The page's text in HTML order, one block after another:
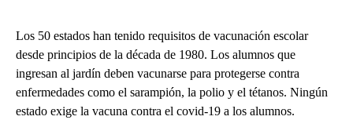
Los 50 estados han tenido requisitos de vacunación escolar
desde principios de la década de 1980. Los alumnos que
ingresan al jardín deben vacunarse para protegerse contra
enfermedades como el sarampión, la polio y el tétanos. Ningún
estado exige la vacuna contra el covid-19 a los alumnos.